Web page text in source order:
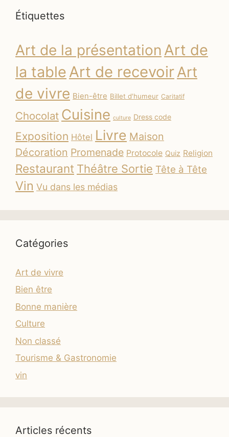
Étiquettes
Art de la présentation Art de
la table Art de recevoirArt
de vivre Bien-être Billet d'humeur Caritatif
Chocolat Cuisine culture Dress code
Exposition Hôtel Livre Maison
Décoration Promenade Protocole Quiz Religion
Restaurant Théâtre Sortie Tête à Tête
Vin Vu dans les médias
Catégories
Art de vivre
Bien être
Bonne manière
Culture
Non classé
Tourisme & Gastronomie
vin
Articles récents